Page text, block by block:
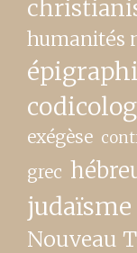
humanités
exégèse
grec
judaïsme
Nouveau